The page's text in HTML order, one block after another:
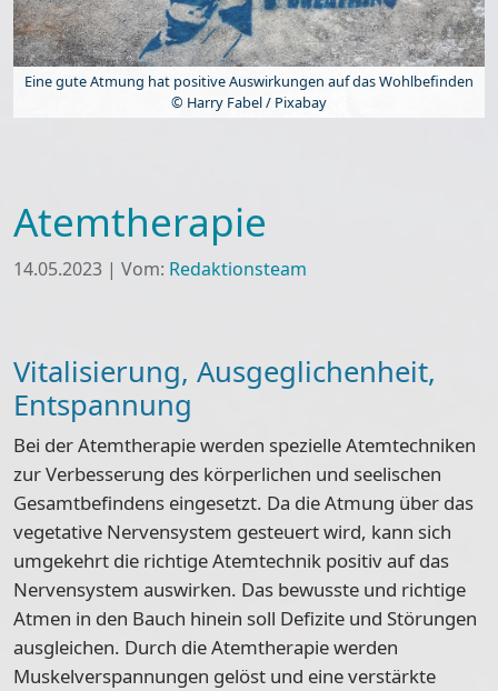
Eine gute Atmung hat positive Auswirkungen auf das Wohlbefinden
© Harry Fabel / Pixabay
Atemtherapie
14.05.2023 | Vom: Redaktionsteam
Vitalisierung, Ausgeglichenheit,
Entspannung
Bei der Atemtherapie werden spezielle Atemtechniken
zur Verbesserung des körperlichen und seelischen
Gesamtbefindens eingesetzt. Da die Atmung über das
vegetative Nervensystem gesteuert wird, kann sich
umgekehrt die richtige Atemtechnik positiv auf das
Nervensystem auswirken. Das bewusste und richtige
Atmen in den Bauch hinein soll Defizite und Störungen
ausgleichen. Durch die Atemtherapie werden
Muskelverspannungen gelöst und eine verstärkte